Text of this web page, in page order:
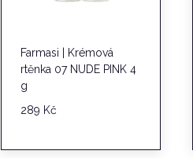
Farmasi | Krémová
rtěnka 07 NUDE PINK 4
g
289 Kč